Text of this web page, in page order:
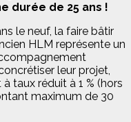
durée de 25 ans !
le neuf, la faire bâtir
HLM représente un
leur projet,
taux réduit à 1 % (hors
maximum de 30